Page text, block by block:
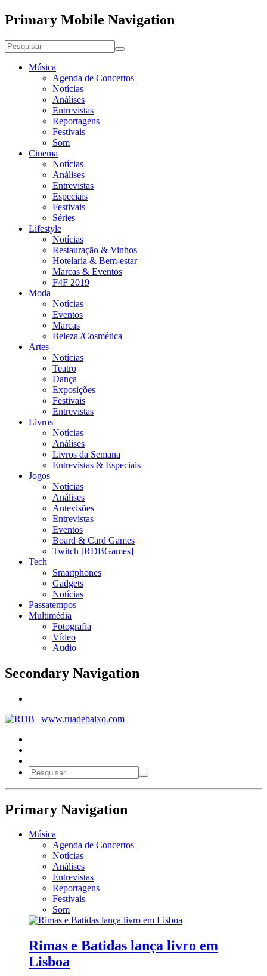
Primary Mobile Navigation
Música
Agenda de Concertos
Notícias
Análises
Entrevistas
Reportagens
Festivais
Som
Cinema
Notícias
Análises
Entrevistas
Especiais
Festivais
Séries
Lifestyle
Notícias
Restauração & Vinhos
Hotelaria & Bem-estar
Marcas & Eventos
F4F 2019
Moda
Notícias
Eventos
Marcas
Beleza /Cosmética
Artes
Notícias
Teatro
Dança
Exposições
Festivais
Entrevistas
Livros
Notícias
Análises
Livros da Semana
Entrevistas & Especiais
Jogos
Notícias
Análises
Antevisões
Entrevistas
Eventos
Board & Card Games
Twitch [RDBGames]
Tech
Smartphones
Gadgets
Notícias
Passatempos
Multimédia
Fotografia
Vídeo
Audio
Secondary Navigation
Primary Navigation
Música
Agenda de Concertos
Notícias
Análises
Entrevistas
Reportagens
Festivais
Som
Rimas e Batidas lança livro em
Lisboa